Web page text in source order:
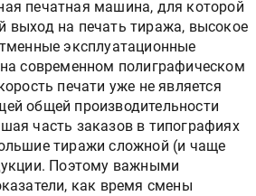
печатная машина, для которой
выход на печать тиража, высокое
эксплуатационные
современном полиграфическом
печати уже не является
общей производительности
часть заказов в типографиях
тиражи сложной (и чаще
Поэтому важными
как время смены